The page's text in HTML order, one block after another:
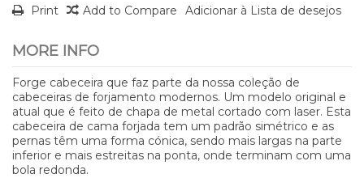
Print Add to Compare Adicionar à Lista de desejos
MORE INFO
Forge cabeceira que faz parte da nossa coleção de
cabeceiras de forjamento modernos. Um modelo original e
atual que é feito de chapa de metal cortado com laser. Esta
cabeceira de cama forjada tem um padrão simétrico e as
pernas têm uma forma cónica, sendo mais largas na parte
inferior e mais estreitas na ponta, onde terminam com uma
bola redonda.